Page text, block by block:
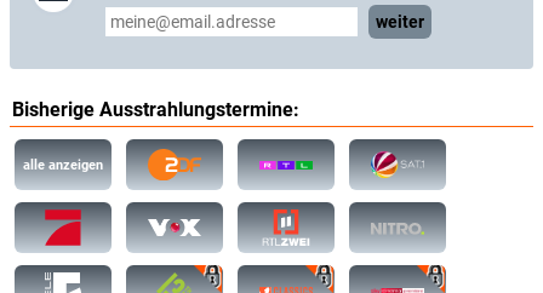
weiter
Bisherige Ausstrahlungstermine:
alle anzeigen